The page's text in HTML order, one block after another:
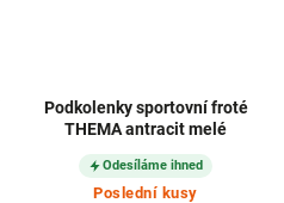
Podkolenky sportovní froté
THEMA antracit melé
Odesíláme ihned
Poslední kusy